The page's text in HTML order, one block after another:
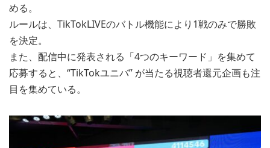
める。
ルールは、TikTokLIVEのバトル機能により1戦のみで勝敗
を決定。
また、配信中に発表される「4つのキーワード」を集めて
応募すると、“TikTokユニバ” が当たる視聴者還元企画も注
目を集めている。